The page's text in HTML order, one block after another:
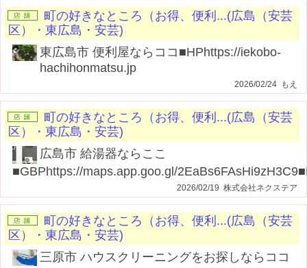
町の好きなところ（お得、便利...(広島（安芸
区）・東広島・安芸)
東広島市 便利屋ならココ■HPhttps://iekobo-
hachihonmatsu.jp
2026/02/24 もえ
町の好きなところ（お得、便利...(広島（安芸
区）・東広島・安芸)
広島市 給湯器ならここ
■GBPhttps://maps.app.goo.gl/
2026/02/19 株式会社ネクステア
町の好きなところ（お得、便利...(広島（安芸
区）・東広島・安芸)
三原市 ハウスクリーニングをお探しならココ